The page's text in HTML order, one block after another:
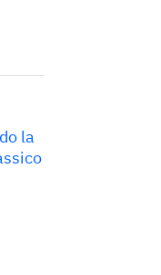
la